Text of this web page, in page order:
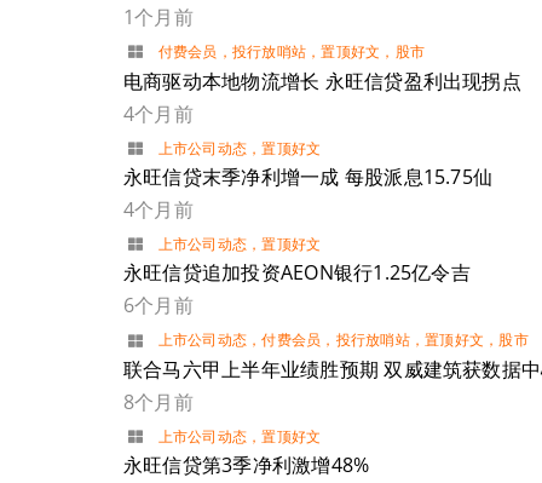
1个月前
付费会员 ， 投行放哨站 ，置顶好文 ， 股市
电商驱动本地物流增长 永旺信贷盈利出现拐点
4个月前
上市公司动态 ，置顶好文
永旺信贷末季净利增一成 每股派息15.75仙
4个月前
上市公司动态 ，置顶好文
永旺信贷追加投资AEON银行1.25亿令吉
6个月前
上市公司动态 ，付费会员 ， 投行放哨站，置顶好文 ，股市
联合马六甲上半年业绩胜预期 双威建筑获数据
8个月前
上市公司动态 ，置顶好文
永旺信贷第3季净利激增48%